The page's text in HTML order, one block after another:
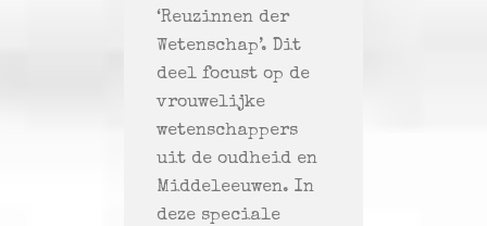
‘Reuzinnen der
Wetenschap’. Dit
deel focust op de
vrouwelijke
wetenschappers
uit de oudheid en
Middeleeuwen. In
deze speciale